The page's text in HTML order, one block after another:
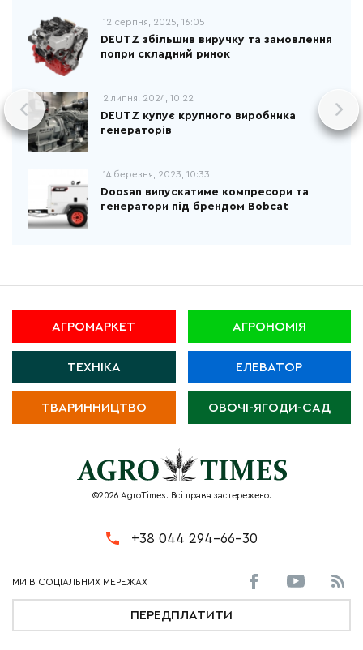
12 серпня, 2025, 16:05
DEUTZ збільшив виручку та замовлення
попри складний ринок
2 липня, 2024, 10:22
DEUTZ купує крупного виробника
генераторів
14 березня, 2023, 10:33
Doosan випускатиме компресори та
генератори під брендом Bobcat
АГРОМАРКЕТ АГРОНОМІЯ
ТЕХНІКА ЕЛЕВАТОР
ТВАРИННИЦТВО ОВОЧІ-ЯГОДИ-САД
©2026 AgroTimes. Всі права застережено.
+38 044 294-66-30
ПЕРЕДПЛАТИТИ